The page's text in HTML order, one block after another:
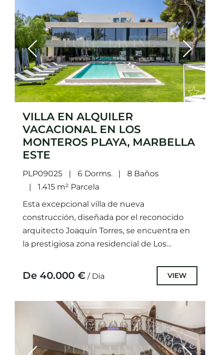
Previous Next
VILLA EN ALQUILER
VACACIONAL EN LOS
MONTEROS PLAYA, MARBELLA
ESTE
PLP09025 6 Dorms.
8 Baños
1.415 m² Parcela
Esta excepcional villa de nueva
construcción, diseñada por el reconocido
arquitecto Joaquín Torres, se encuentra en
la prestigiosa zona residencial de Los
Considerada...
De 40.000 € / Dia VIEW